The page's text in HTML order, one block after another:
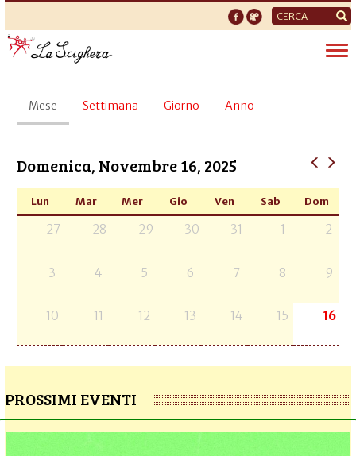
Form
di
ricerca
Schede
primarie
Mese (scheda
attiva)
Settimana Giorno Anno
Domenica, Novembre 16, 2025
Lun Mar Mer Gio Ven Sab Dom
27 28 29 30 31 1 2
3 4 5 6 7 8 9
10 11 12 13 14 15 16
PROSSIMI EVENTI